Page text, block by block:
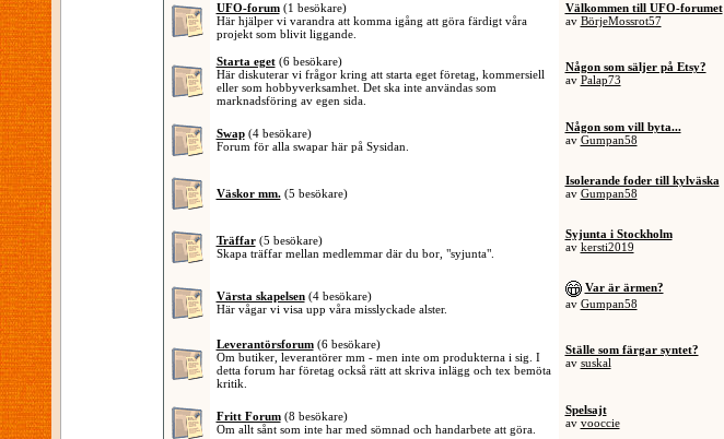
UFO-forum (1 besökare)
Här hjälper vi varandra att komma igång att göra färdigt våra
projekt som blivit liggande.
Välkommen till UFO-forumet
av BörjeMossrot57
Starta eget (6 besökare)
Här diskuterar vi frågor kring att starta eget företag, kommersiell
eller som hobbyverksamhet. Det ska inte användas som
marknadsföring av egen sida.
Någon som säljer på Etsy?
av Palap73
Swap (4 besökare)
Forum för alla swapar här på Sysidan.
Någon som vill byta...
av Gumpan58
Väskor mm. (5 besökare)
Isolerande foder till kylväska
av Gumpan58
Träffar (5 besökare)
Skapa träffar mellan medlemmar där du bor, "syjunta".
Syjunta i Stockholm
av kersti2019
Värsta skapelsen (4 besökare)
Här vågar vi visa upp våra misslyckade alster.
Var är ärmen?
av Gumpan58
Leverantörsforum (6 besökare)
Om butiker, leverantörer mm - men inte om produkterna i sig. I
detta forum har företag också rätt att skriva inlägg och tex bemöta
kritik.
Ställe som färgar syntet?
av suskal
Fritt Forum (8 besökare)
Om allt sånt som inte har med sömnad och handarbete att göra.
Spelsajt
av vooccie